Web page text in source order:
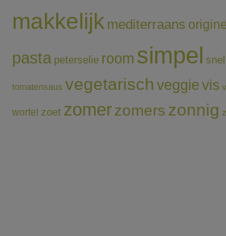
makkelijk mediterraans
pasta peterselie room simpel
tomatensaus vegetarischveggie vis
wortel zoet zomerzomers zonnig